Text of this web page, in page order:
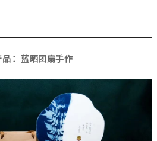
： 蓝晒团扇手作